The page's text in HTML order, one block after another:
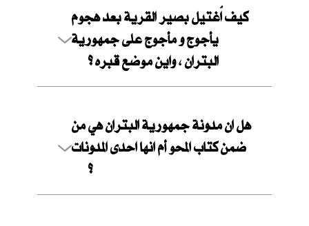
كيف اُغتيل بصير القرية بعد هجوم
يأجوج و مأجوج على جمهورية
البتران ، واين موضع قبره ؟
هل ان مدونة جمهورية البتران هي من
ضمن كتاب المحو أم انها احدى المدونات
؟